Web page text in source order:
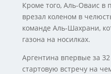
Кроме того, Аль-Оваис в
врезал коленом в
команде Аль-Шахрани,
газона на носилках.
Аргентина впервые за
стартовую встречу на